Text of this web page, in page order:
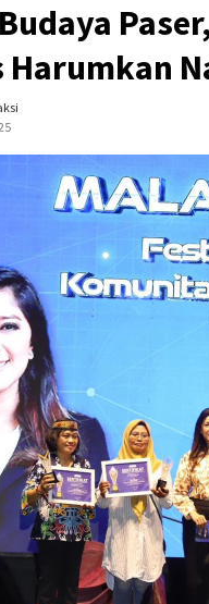
Harumkan